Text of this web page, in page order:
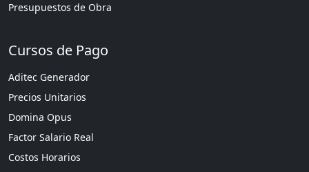
Presupuestos de Obra
Cursos de Pago
Aditec Generador
Precios Unitarios
Domina Opus
Factor Salario Real
Costos Horarios